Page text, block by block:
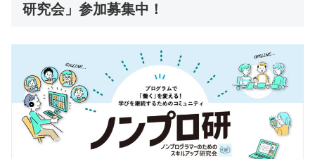
研究会」参加募集中！